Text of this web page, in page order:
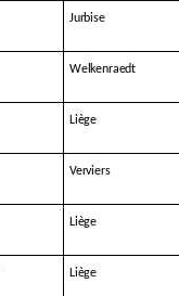
Jurbise
Welkenraedt
Liège
Verviers
Liège
Liège